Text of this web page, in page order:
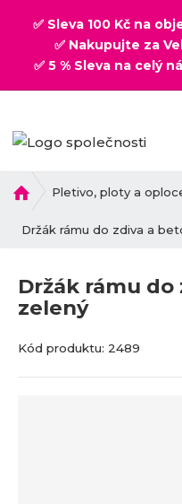
✅ Sleva 100 Kč na
✅ Nakupujte za
✅ 5 % Sleva na celý
o
í
s
r
Pletivo, ploty a
Držák rámu do zdiva a
Držák rámu
zelený
Kód produktu: 2489